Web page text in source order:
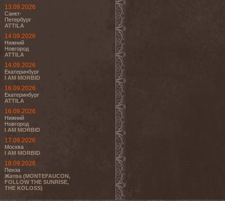
13.09.2026
Санкт-
Петербург
ATTILA
14.09.2026
Нижний
Новгород
ATTILA
14.09.2026
Екатеринбург
I AM MORBID
16.09.2026
Екатеринбург
ATTILA
16.09.2026
Нижний
Новгород
I AM MORBID
17.09.2026
Москва
I AM MORBID
18.09.2026
Пенза
Жатва (MONTEFAUCON,
FOLLOW THE SUNRISE,
THE KOLOSS)